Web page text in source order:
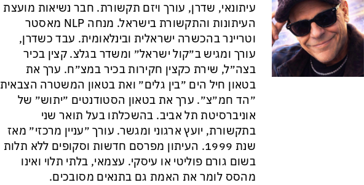
עיתונאי, שדרן, עורך ויזם תקשורת. חבר נשיאות מועצת
העיתונות והתקשורת בישראל. מנחה NLP מאסטר
וטריינר בהכשרה ישראלית ובינלאומית. עבד כשדרן,
עורך ומגיש ב״קול ישראל״ ומשדר בגלצ. קצין בכיר
בצה״ל, שירת כקצין חקירות בכיר במצ״ח. ערך את
בטאון חיל הים ״בין גלים״ ואת בטאון המשטרה הצבאית
״הד חמ״צ״. ערך את בטאון הסטודנטים ״יתוש״ של
אוניברסיטת תל אביב. בהשכלתו בעל תואר שני
בתקשורת, יועץ ארגוני ומגשר. עורך ״עניין מרכזי״ מאז
שנת 1999. העיתון מפרסם חדשות וסקופים ללא תלות
בשום גורם פוליטי או עיסקי. עצמאי, בלתי תלוי ואינו
מהסס לומר את האמת גם בתנאים מסובכים.